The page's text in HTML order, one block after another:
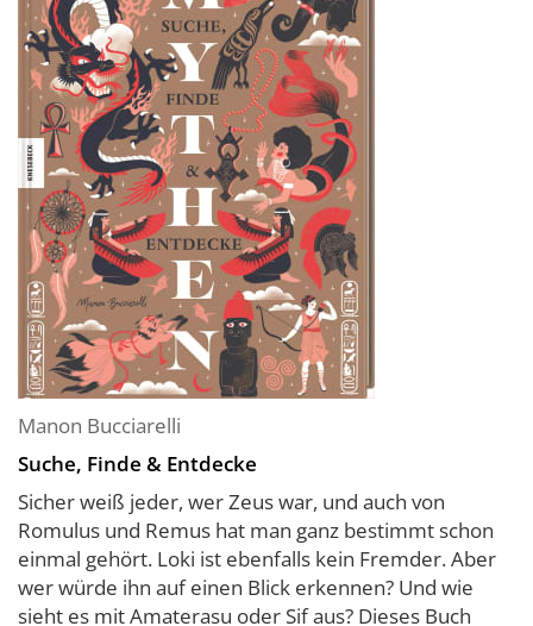
Manon Bucciarelli
Suche, Finde & Entdecke
Sicher weiß jeder, wer Zeus war, und auch von
Romulus und Remus hat man ganz bestimmt schon
einmal gehört. Loki ist ebenfalls kein Fremder. Aber
wer würde ihn auf einen Blick erkennen? Und wie
sieht es mit Amaterasu oder Sif aus? Dieses Buch